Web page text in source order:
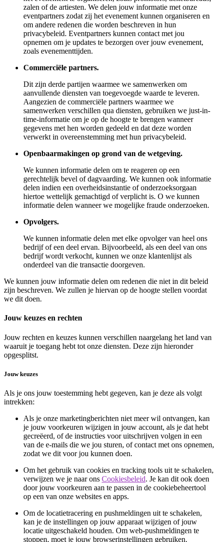
zalen of de artiesten. We delen jouw informatie met onze
eventpartners zodat zij het evenement kunnen organiseren en
om andere redenen die worden beschreven in hun
privacybeleid. Eventpartners kunnen contact met jou
opnemen om je updates te bezorgen over jouw evenement,
zoals evenementtijden.
Commerciële partners.
Dit zijn derde partijen waarmee we samenwerken om
aanvullende diensten van toegevoegde waarde te leveren.
Aangezien de commerciële partners waarmee we
samenwerken verschillen qua diensten, gebruiken we just-in-
time-informatie om je op de hoogte te brengen wanneer
gegevens met hen worden gedeeld en dat deze worden
verwerkt in overeenstemming met hun privacybeleid.
Openbaarmakingen op grond van de wetgeving.
We kunnen informatie delen om te reageren op een
gerechtelijk bevel of dagvaarding. We kunnen ook informatie
delen indien een overheidsinstantie of onderzoeksorgaan
hiertoe wettelijk gemachtigd of verplicht is. O we kunnen
informatie delen wanneer we mogelijke fraude onderzoeken.
Opvolgers.
We kunnen informatie delen met elke opvolger van heel ons
bedrijf of een deel ervan. Bijvoorbeeld, als een deel van ons
bedrijf wordt verkocht, kunnen we onze klantenlijst als
onderdeel van die transactie doorgeven.
We kunnen jouw informatie delen om redenen die niet in dit beleid
zijn beschreven. We zullen je hiervan op de hoogte stellen voordat
we dit doen.
Jouw keuzes en rechten
Jouw rechten en keuzes kunnen verschillen naargelang het land van
waaruit je toegang hebt tot onze diensten. Deze zijn hieronder
opgesplitst.
Jouw keuzes
Als je ons jouw toestemming hebt gegeven, kan je deze als volgt
intrekken:
Als je onze marketingberichten niet meer wil ontvangen, kan
je jouw voorkeuren wijzigen in jouw account, als je dat hebt
gecreëerd, of de instructies voor uitschrijven volgen in een
van de e-mails die we jou sturen, of contact met ons opnemen,
zodat we dit voor jou kunnen doen.
Om het gebruik van cookies en tracking tools uit te schakelen,
verwijzen we je naar ons Cookiesbeleid. Je kan dit ook doen
door jouw voorkeuren aan te passen in de cookiebeheertool
op een van onze websites en apps.
Om de locatietracering en pushmeldingen uit te schakelen,
kan je de instellingen op jouw apparaat wijzigen of jouw
locatie uitgeschakeld houden. Om web-pushmeldingen te
stoppen, moet je jouw browserinstellingen gebruiken.